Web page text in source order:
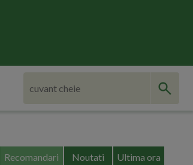
Recomandari Noutati Ultima ora